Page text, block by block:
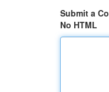
Submit a
No HTML